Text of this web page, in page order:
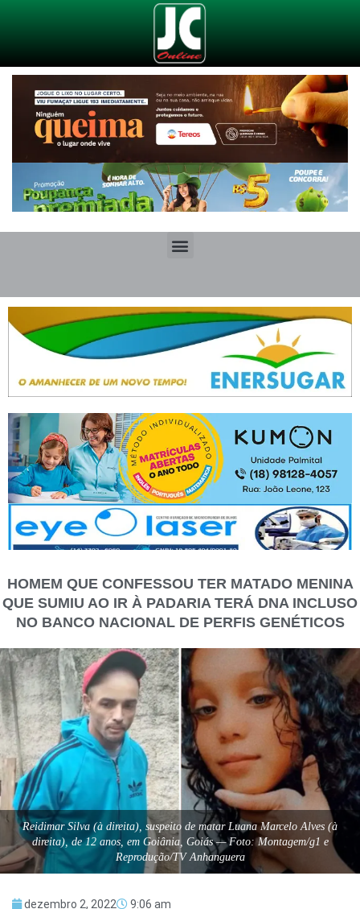
HOMEM QUE CONFESSOU TER MATADO MENINA
QUE SUMIU AO IR À PADARIA TERÁ DNA INCLUSO
NO BANCO NACIONAL DE PERFIS GENÉTICOS
Reidimar Silva (à direita), suspeito de matar Luana Marcelo Alves (à
direita), de 12 anos, em Goiânia, Goiás — Foto: Montagem/g1 e
Reprodução/TV Anhanguera
dezembro 2, 2022 9:06 am